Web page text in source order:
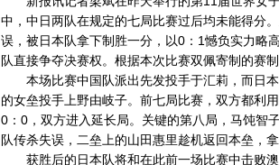
中，中日两队在规定的七局比赛过后均未能得分
误，被日本队拿下制胜一分，以0：1憾负实力略
队直接争夺决赛权。根据本次比赛双佩寄制的赛
本场比赛中国队派出先发投手于汇莉，而日本
的女垒投手上野由岐子。前七局比赛，双方都利
0：0，双方进入延长局。关键的第八局，马饨智
队传杀失误，二垒上的山田惠里趁机返回本垒，
获胜后的日本队将和在此前一场比赛中击败澳